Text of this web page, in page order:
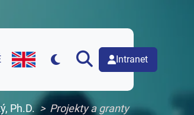
English version of web page
Intranet
Ph.D. Projekty a granty